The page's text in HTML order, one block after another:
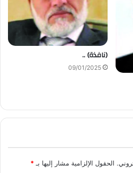
(نافذة) ..
09/01/2025
الحقول الإلزامية مشار إليها بـ *